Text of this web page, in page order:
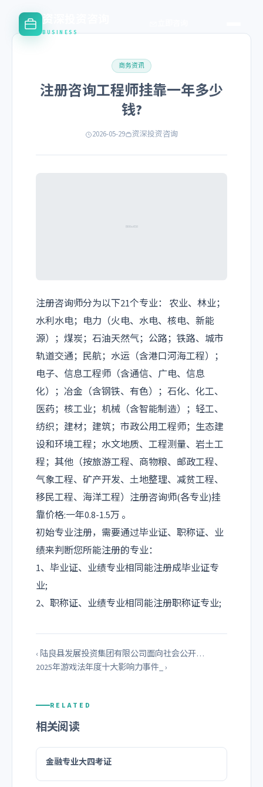
资深投资咨询
BUSINESS
商务资讯
注册咨询工程师挂靠一年多少
钱?
2026-05-29 资深投资咨询
注册咨询师分为以下21个专业： 农业、林业；
水利水电；电力（火电、水电、核电、新能
源）；煤炭；石油天然气；公路；铁路、城市
轨道交通；民航；水运（含港口河海工程）；
电子、信息工程师（含通信、广电、信息
化）；冶金（含钢铁、有色）；石化、化工、
医药；核工业；机械（含智能制造）；轻工、
纺织；建材；建筑；市政公用工程师；生态建
设和环境工程；水文地质、工程测量、岩土工
程；其他（按旅游工程、商物粮、邮政工程、
气象工程、矿产开发、土地整理、减贫工程、
移民工程、海洋工程）注册咨询师(各专业)挂
靠价格:一年0.8-1.5万 。
初始专业注册，需要通过毕业证、职称证、业
绩来判断您所能注册的专业：
1、毕业证、业绩专业相同能注册成毕业证专
业;
2、职称证、业绩专业相同能注册职称证专业;
‹ 陆良县发展投资集团有限公司面向社会公开…
2025年游戏法年度十大影响力事件_ ›
RELATED
相关阅读
金融专业大四考证